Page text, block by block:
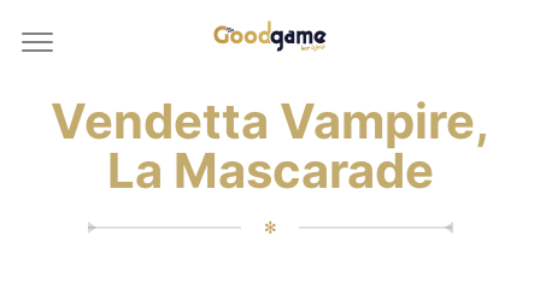
Vendetta Vampire,
La Mascarade
✻